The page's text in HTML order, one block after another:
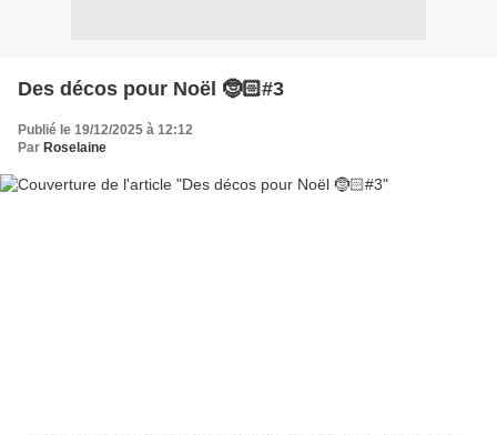
Des décos pour Noël 🤶🏻#3
Publié le 19/12/2025 à 12:12
Par Roselaine